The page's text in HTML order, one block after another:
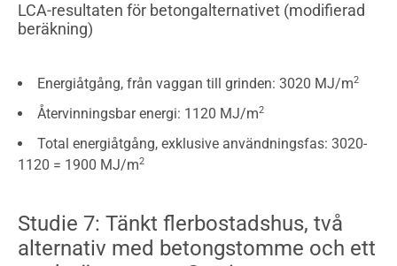
LCA-resultaten för betongalternativet (modifierad
beräkning)
Energiåtgång, från vaggan till grinden: 3020 MJ/m2
Återvinningsbar energi: 1120 MJ/m2
Total energiåtgång, exklusive användningsfas: 3020-
1120 = 1900 MJ/m2
Studie 7: Tänkt flerbostadshus, två
alternativ med betongstomme och ett